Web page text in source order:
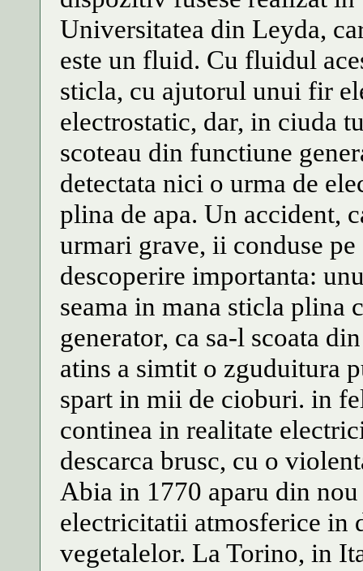
Universitatea din Leyda,
este un fluid. Cu fluidul
sticla, cu ajutorul unui fir
electrostatic, dar, in ciuda
scoteau din functiune
detectata nici o urma de
plina de apa. Un accident,
urmari grave, ii conduse
descoperire importanta:
seama in mana sticla plina
generator, ca sa-l scoata
atins a simtit o zguduitura
spart in mii de cioburi. in
continea in realitate
descarca brusc, cu o
Abia in 1770 aparu din
electricitatii atmosferice in
vegetalelor. La Torino, in